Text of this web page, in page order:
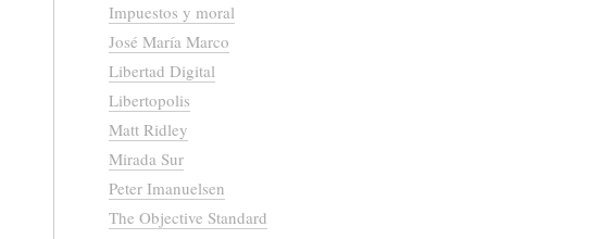
Impuestos y moral
José María Marco
Libertad Digital
Libertopolis
Matt Ridley
Mirada Sur
Peter Imanuelsen
The Objective Standard